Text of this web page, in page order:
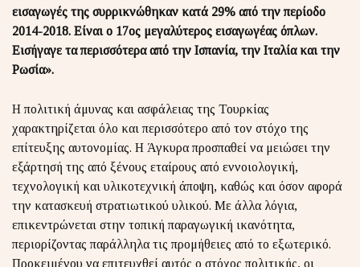
εισαγωγές της συρρικνώθηκαν κατά 29% από την περίοδο
2014-2018. Είναι ο 17ος μεγαλύτερος εισαγωγέας όπλων.
Εισήγαγε τα περισσότερα από την Ισπανία, την Ιταλία και την
Ρωσία».
Η πολιτική άμυνας και ασφάλειας της Τουρκίας
χαρακτηρίζεται όλο και περισσότερο από τον στόχο της
επίτευξης αυτονομίας. Η Άγκυρα προσπαθεί να μειώσει την
εξάρτησή της από ξένους εταίρους από εννοιολογική,
τεχνολογική και υλικοτεχνική άποψη, καθώς και όσον αφορά
την κατασκευή στρατιωτικού υλικού. Με άλλα λόγια,
επικεντρώνεται στην τοπική παραγωγική ικανότητα,
περιορίζοντας παράλληλα τις προμήθειες από το εξωτερικό.
Προκειμένου να επιτευχθεί αυτός ο στόχος πολιτικής, οι